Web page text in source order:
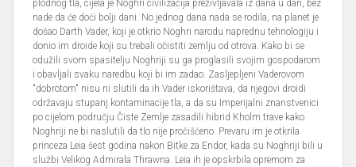
plodnog tla, cijela je Noghri civilizacija preživljavala iz dana u dan, bez
nade da će doći bolji dani. No jednog dana nada se rodila, na planet je
došao Darth Vader, koji je otkrio Noghri narodu naprednu tehnologiju i
donio im droide koji su trebali očistiti zemlju od otrova. Kako bi se
odužili svom spasitelju Noghriji su ga proglasili svojim gospodarom
i obavljali svaku naredbu koji bi im zadao. Zasljepljeni Vaderovom
"dobrotom" nisu ni slutili da ih Vader iskorištava, da njegovi droidi
održavaju stupanj kontaminacije tla, a da su Imperijalni znanstvenici
po cijelom području Čiste Zemlje zasadili hibrid Kholm trave kako
Noghriji ne bi naslutili da tlo nije pročišćeno. Prevaru im je otkrila
princeza Leia šest godina nakon Bitke za Endor, kada su Noghriji bili u
službi Velikog Admirala Thrawna. Leia ih je opskrbila opremom za